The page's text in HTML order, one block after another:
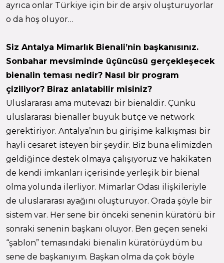
ayrıca onlar Türkiye için bir de arşiv oluşturuyorlar
o da hoş oluyor…
Siz Antalya Mimarlık Bienali’nin başkanısınız.
Sonbahar mevsiminde üçüncüsü gerçekleşecek
bienalin teması nedir? Nasıl bir program
çiziliyor? Biraz anlatabilir misiniz?
Uluslararası ama mütevazı bir bienaldir. Çünkü
uluslararası bienaller büyük bütçe ve network
gerektiriyor. Antalya’nın bu girişime kalkışması bir
hayli cesaret isteyen bir şeydir. Biz buna elimizden
geldiğince destek olmaya çalışıyoruz ve hakikaten
de kendi imkanları içerisinde yerleşik bir bienal
olma yolunda ilerliyor. Mimarlar Odası ilişkileriyle
de uluslararası ayağını oluşturuyor. Orada şöyle bir
sistem var. Her sene bir önceki senenin küratörü bir
sonraki senenin başkanı oluyor. Ben geçen seneki
“şablon” temasındaki bienalin küratörüydüm bu
sene de başkanıyım. Başkan olma da çok böyle